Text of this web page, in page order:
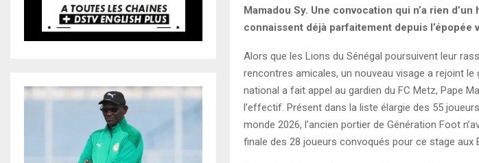
Mamadou Sy. Une convocation qui n’a rien
connaissent déjà parfaitement depuis l’épopée
Alors que les Lions du Sénégal poursuivent leur
rencontres amicales, un nouveau visage a rejoint
national a fait appel au gardien du FC Metz, Pape
l’effectif. Présent dans la liste élargie des 55
monde 2026, l’ancien portier de Génération Foot
finale des 28 joueurs convoqués pour ce stage aux